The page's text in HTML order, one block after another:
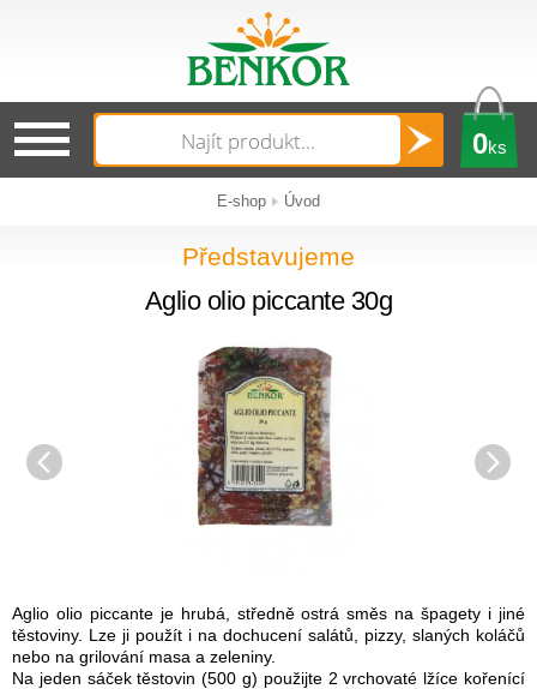
0ks
E-shop Úvod
Představujeme
Aglio olio piccante 30g
Aglio olio piccante je hrubá, středně ostrá směs na špagety i jiné
těstoviny. Lze ji použít i na dochucení salátů, pizzy, slaných koláčů
nebo na grilování masa a zeleniny.
Na jeden sáček těstovin (500 g) použijte 2 vrchovaté lžíce kořenící